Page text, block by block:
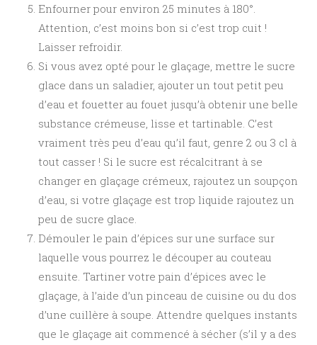
Enfourner pour environ 25 minutes à 180°.
Attention, c’est moins bon si c’est trop cuit !
Laisser refroidir.
Si vous avez opté pour le glaçage, mettre le sucre
glace dans un saladier, ajouter un tout petit peu
d’eau et fouetter au fouet jusqu’à obtenir une belle
substance crémeuse, lisse et tartinable. C’est
vraiment très peu d’eau qu’il faut, genre 2 ou 3 cl à
tout casser ! Si le sucre est récalcitrant à se
changer en glaçage crémeux, rajoutez un soupçon
d’eau, si votre glaçage est trop liquide rajoutez un
peu de sucre glace.
Démouler le pain d’épices sur une surface sur
laquelle vous pourrez le découper au couteau
ensuite. Tartiner votre pain d’épices avec le
glaçage, à l’aide d’un pinceau de cuisine ou du dos
d’une cuillère à soupe. Attendre quelques instants
que le glaçage ait commencé à sécher (s’il y a des